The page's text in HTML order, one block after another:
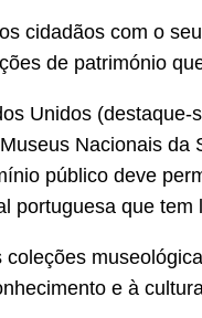
cidadãos com o
de património
Unidos (destaque-
Nacionais da
público deve
portuguesa que
e à